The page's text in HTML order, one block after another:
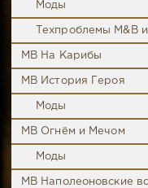
Моды
Техпроблемы M&B
MB На Карибы
MB История Героя
Моды
MB Огнём и Мечом
Моды
MB Наполеоновские